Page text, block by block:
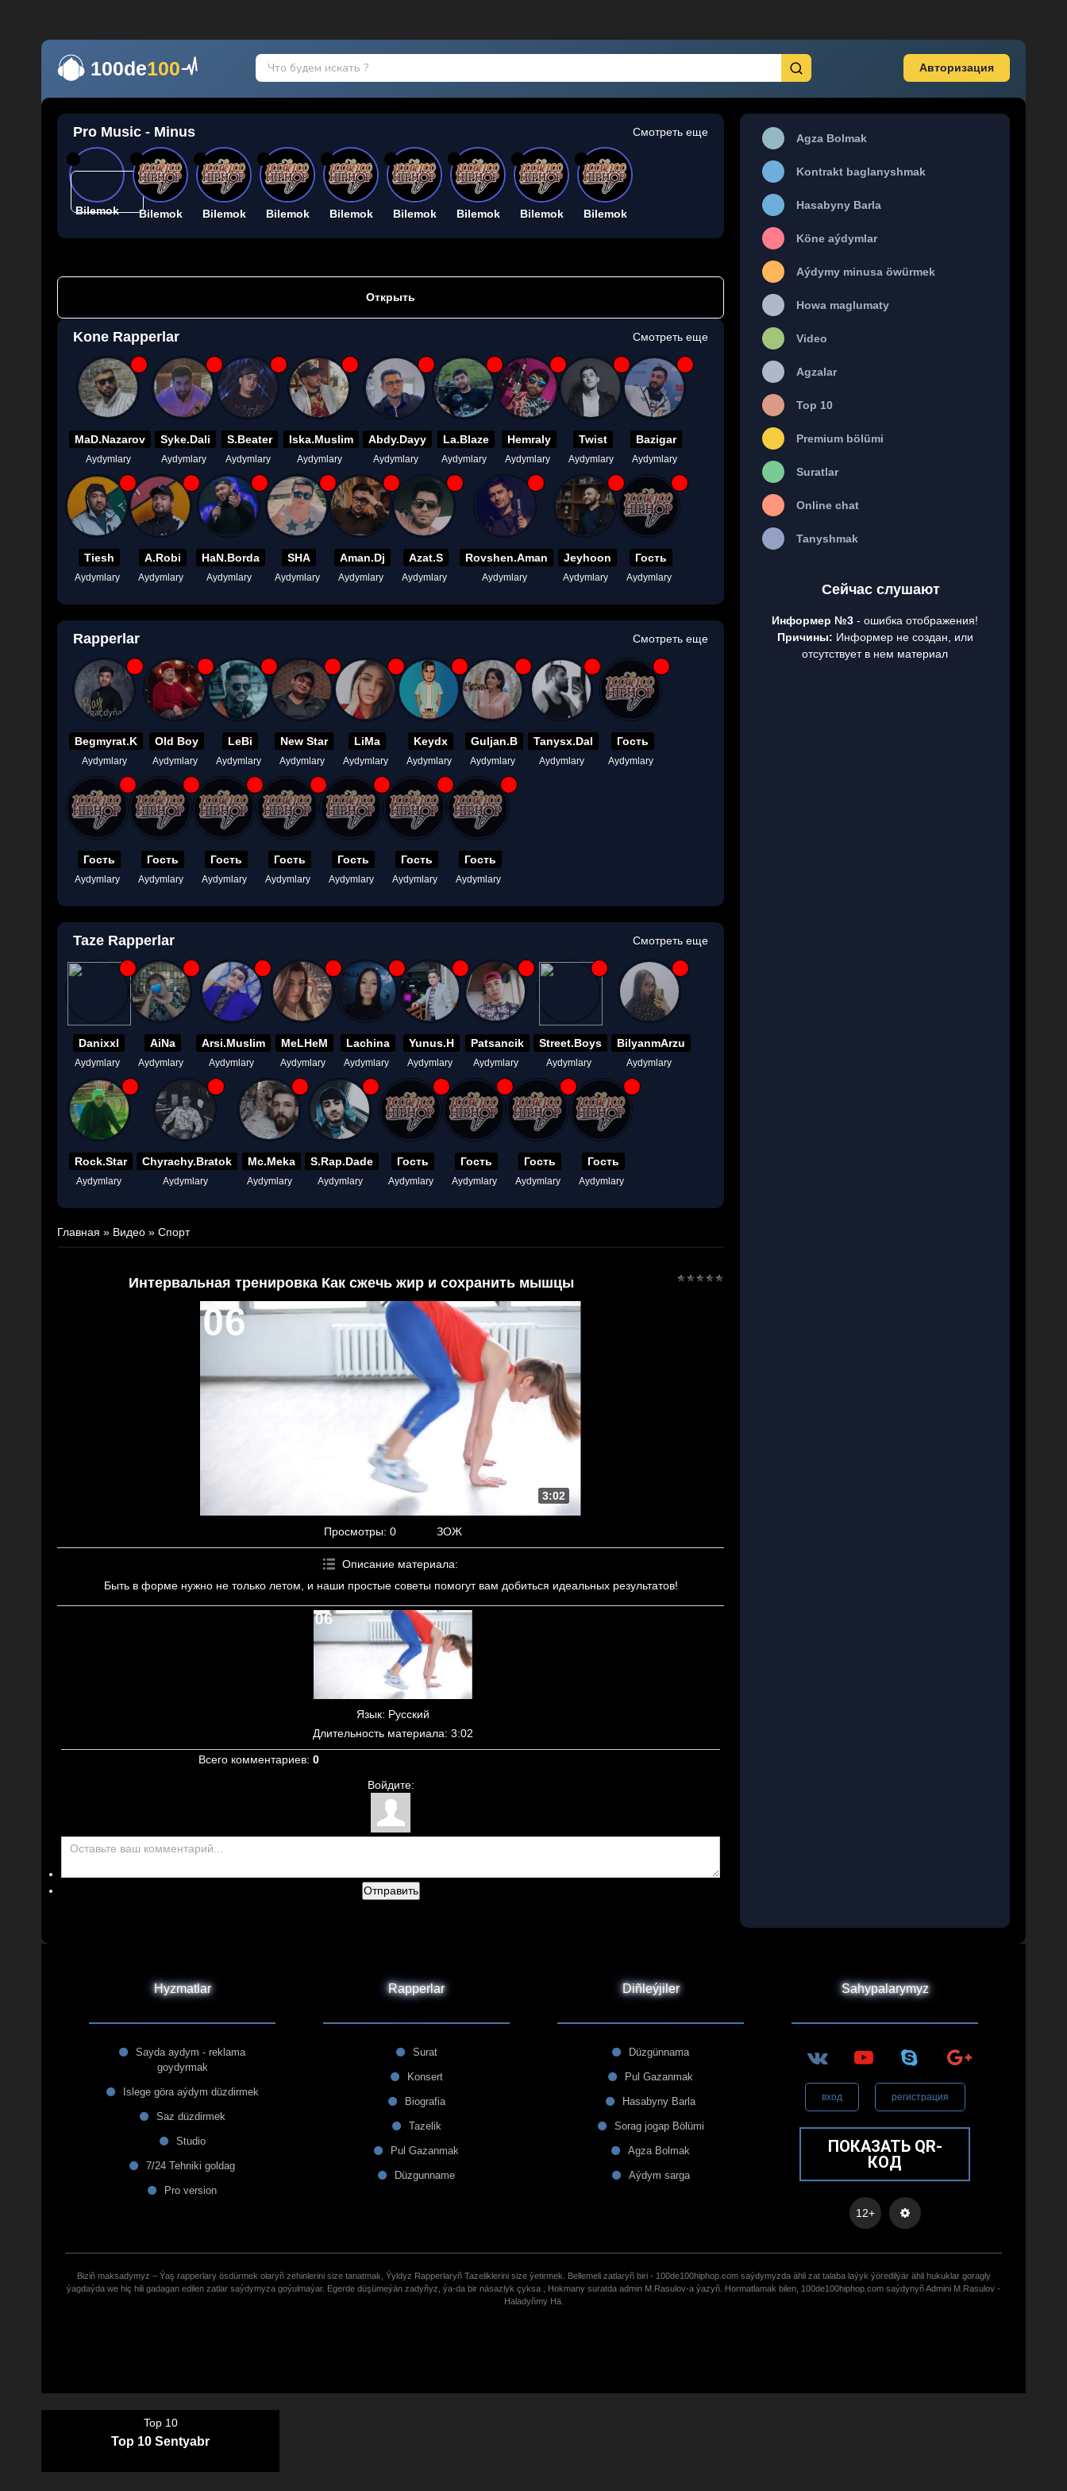
100de100 Авторизация
Pro Music - Minus Смотреть еще
Bilemok Bilemok Bilemok Bilemok Bilemok Bilemok Bilemok Bilemok Bilemok
Открыть
Kone Rapperlar Смотреть еще
MaD.Nazarov
Aydymlary
Syke.Dali
Aydymlary
S.Beater
Aydymlary
Iska.Muslim
Aydymlary
Abdy.Dayy
Aydymlary
La.Blaze
Aydymlary
Hemraly
Aydymlary
Twist
Aydymlary
Bazigar
Aydymlary
Tiesh
Aydymlary
A.Robi
Aydymlary
HaN.Borda
Aydymlary
SHA
Aydymlary
Aman.Dj
Aydymlary
Azat.S
Aydymlary
Rovshen.Aman
Aydymlary
Jeyhoon
Aydymlary
Гость
Aydymlary
Rapperlar Смотреть еще
Begmyrat.K
Aydymlary
Old Boy
Aydymlary
LeBi
Aydymlary
New Star
Aydymlary
LiMa
Aydymlary
Keydx
Aydymlary
Guljan.B
Aydymlary
Tanysx.Dal
Aydymlary
Гость
Aydymlary
Гость
Aydymlary
Гость
Aydymlary
Гость
Aydymlary
Гость
Aydymlary
Гость
Aydymlary
Гость
Aydymlary
Гость
Aydymlary
Taze Rapperlar Смотреть еще
Danixxl
Aydymlary
AiNa
Aydymlary
Arsi.Muslim
Aydymlary
MeLHeM
Aydymlary
Lachina
Aydymlary
Yunus.H
Aydymlary
Patsancik
Aydymlary
Street.Boys
Aydymlary
BilyanmArzu
Aydymlary
Rock.Star
Aydymlary
Chyrachy.Bratok
Aydymlary
Mc.Meka
Aydymlary
S.Rap.Dade
Aydymlary
Гость
Aydymlary
Гость
Aydymlary
Гость
Aydymlary
Гость
Aydymlary
Главная » Видео » Спорт
Интервальная тренировка Как сжечь жир и сохранить мышцы
3:02
Просмотры: 0 ЗОЖ
Описание материала:
Быть в форме нужно не только летом, и наши простые советы помогут вам добиться идеальных результатов!
Язык: Русский
Длительность материала: 3:02
Всего комментариев: 0
Войдите:
Отправить
Agza Bolmak
Kontrakt baglanyshmak
Hasabyny Barla
Köne aýdymlar
Aýdymy minusa öwürmek
Howa maglumaty
Video
Agzalar
Top 10
Premium bölümi
Suratlar
Online chat
Tanyshmak
Сейчас слушают
Информер №3 - ошибка отображения!
Причины: Информер не создан, или
отсутствует в нем материал
Hyzmatlar
Sayda aydym - reklama
goydyrmak
Islege göra aýdym düzdirmek
Saz düzdirmek
Studio
7/24 Tehniki goldag
Pro version
Rapperlar
Surat
Konsert
Biografia
Tazelik
Pul Gazanmak
Düzgunname
Diñleýjiler
Düzgünnama
Pul Gazanmak
Hasabyny Barla
Sorag jogap Bölümi
Agza Bolmak
Aýdym sarga
Sahypalarymyz
вход регистрация
ПОКАЗАТЬ QR-
КОД
12+
Biziñ maksadymyz – Ýaş rapperlary ösdürmek olaryñ zehinlerini size tanatmak, Ýyldyz Rapperlaryñ Tazeliklerini size ýetirmek. Bellemeli zatlaryñ biri - 100de100hiphop.com saýdymyzda ähli zat talaba laýyk ýöredilýär ähli hukuklar goragly
ýagdaýda we hiç hili gadagan edilen zatlar saýdymyza goýulmaýar. Egerde düşümeýän zadyñyz, ýa-da bir näsazlyk çyksa , Hokmany suratda admin M.Rasulov-a ýazyñ. Hormatlamak bilen, 100de100hiphop.com saýdynyñ Admini M.Rasulov -
Haladyñmy Hä.
Top 10
Top 10 Sentyabr